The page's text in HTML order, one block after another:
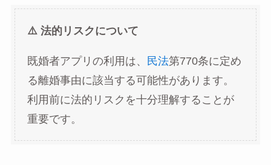
⚠️ 法的リスクについて
既婚者アプリの利用は、 民法第770条に定め
る離婚事由に該当する可能性があります。
利用前に法的リスクを十分理解することが
重要です。